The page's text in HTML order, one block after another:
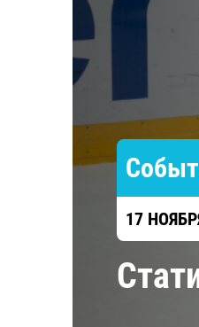
17